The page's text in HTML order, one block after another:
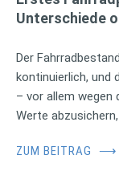
Unterschiede
Der
kontinuierlich, und
– vor allem wegen
Werte
ZUM BEITRAG ⟶